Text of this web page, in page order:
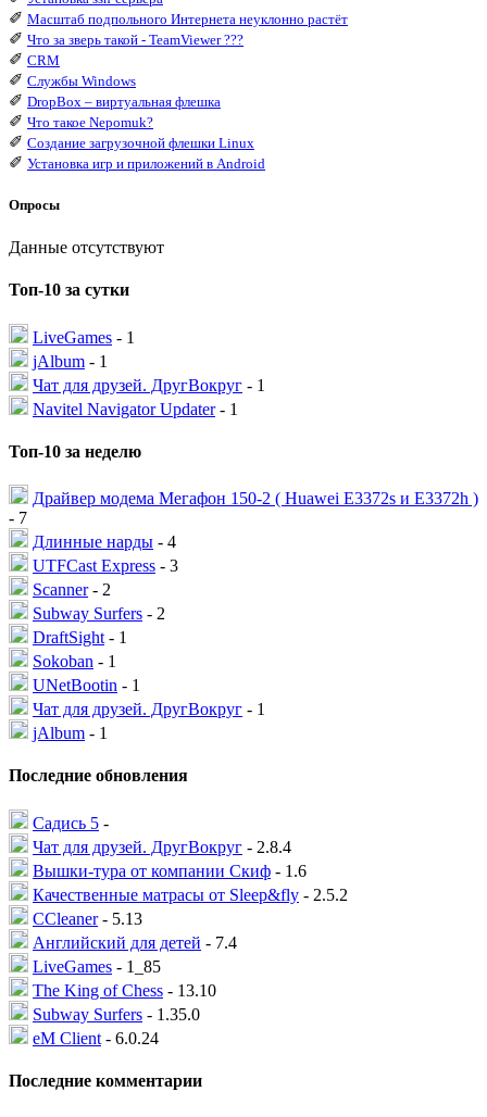
✐ Масштаб подпольного Интернета неуклонно растёт
✐ Что за зверь такой - TeamViewer ???
✐ CRM
✐ Службы Windows
✐ DropBox – виртуальная флешка
✐ Что такое Nepomuk?
✐ Создание загрузочной флешки Linux
✐ Установка игр и приложений в Android
Опросы
Данные отсутствуют
Топ-10 за сутки
LiveGames - 1
jAlbum - 1
Чат для друзей. ДругВокруг - 1
Navitel Navigator Updater- 1
Топ-10 за неделю
Драйвер модема Мегафон 150-2 ( Huawei E3372s и E3372h )
- 7
Длинные нарды - 4
UTFCast Express - 3
Scanner- 2
Subway Surfers - 2
DraftSight - 1
Sokoban - 1
UNetBootin - 1
Чат для друзей. ДругВокруг - 1
jAlbum - 1
Последние обновления
Садись 5 -
Чат для друзей. ДругВокруг - 2.8.4
Вышки-тура от компании Скиф - 1.6
Качественные матрасы от Sleep&fly - 2.5.2
CCleaner- 5.13
Английский для детей - 7.4
LiveGames - 1_85
The King of Chess - 13.10
Subway Surfers - 1.35.0
eM Client - 6.0.24
Последние комментарии